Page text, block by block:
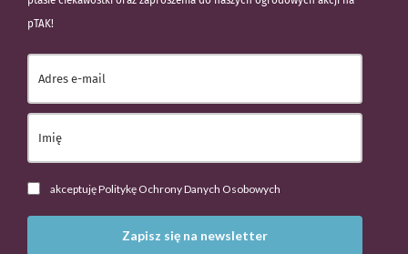
pTAK!
akceptuję Politykę Ochrony Danych Osobowych
Zapisz się na newsletter